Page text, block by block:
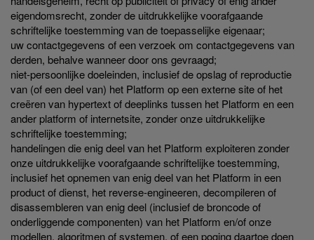
eigendomsrecht, zonder de uitdrukkelijke voorafgaande
schriftelijke toestemming van de toepasselijke eigenaar;
uw contactgegevens of een verzoek om contactgegevens van
derden, behalve wanneer door ons gevraagd;
niet-persoonlijke doeleinden, inclusief de opslag of reproductie
van (of een deel van) het Platform op een externe site of het
creëren van hypertext of deeplinks tussen het Platform en een
ander platform of internetsite, zonder onze uitdrukkelijke
schriftelijke toestemming;
handelingen die enig deel van het Platform exploiteren zonder
onze uitdrukkelijke voorafgaande schriftelijke toestemming,
inclusief het opnemen van enig deel van het Platform in een
product of dienst, het reverse-engineeren, decompileren of
disassembleren van enig deel (inclusief de broncode of
onderliggende componenten) van het Platform en/of onze
modellen, algoritmen of systemen, of een poging daartoe doen